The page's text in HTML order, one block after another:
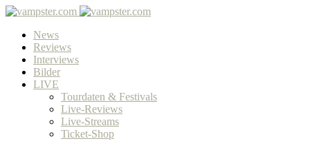
News
Reviews
Interviews
Bilder
LIVE
Tourdaten & Festivals
Live-Reviews
Live-Streams
Ticket-Shop